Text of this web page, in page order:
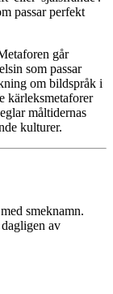
passar perfekt
går
som passar
om bildspråk i
kärleksmetaforer
måltidernas
kulturer.
smeknamn.
av